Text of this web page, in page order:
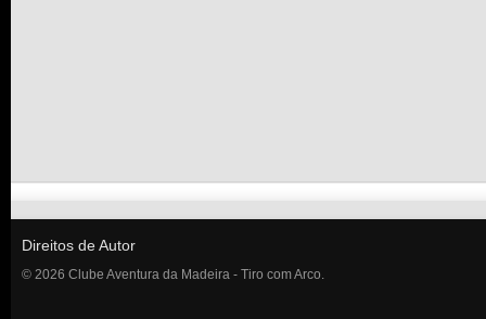
Direitos de Autor
© 2026 Clube Aventura da Madeira - Tiro com Arco.